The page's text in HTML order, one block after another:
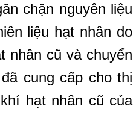
chặn nguyên liệu
liệu hạt nhân do
nhân cũ và chuyển
cung cấp cho thị
hạt nhân cũ của